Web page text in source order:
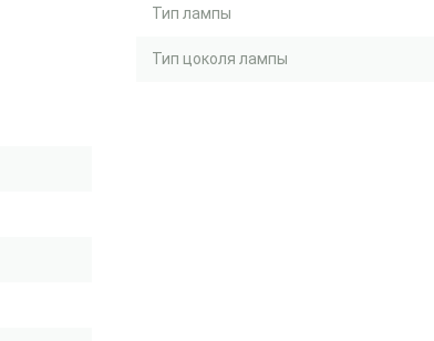
Тип лампы
Тип цоколя лампы